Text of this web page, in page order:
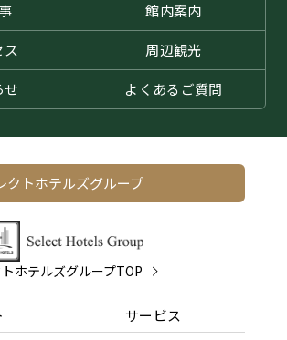
館内案内
ス 周辺観光
せ よくある ご質問
クトホテルズグループ
ホテルズグループTOP
サービス